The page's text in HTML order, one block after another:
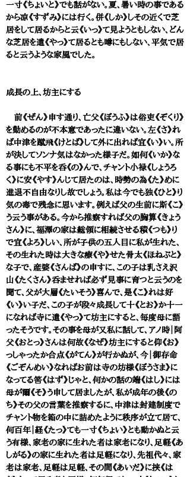
一寸《ちょいと》でも話がない。夏、暑い時の事である
から凉《すずみ》には行く。併《しか》しその近くで芝
居をして居るからと云《いっ》て見ようともしない、どん
な芝居を遣《やっ》て居るとも噂にもしない、平気で居
ると云うような家風でした。
成長の上、坊主にする
前《ぜん》申す通り、亡父《ぼうふ》は俗吏《ぞくり》
を勤めるのが不本意であったに違いない。左《さ》れ
ば中津を蹴飛《けとば》して外に出れば宜《い》い。所
が決してソンナ気はなかった様子だ。如何《いか》な
る事にも不平を呑《の》んで、チャント小禄《しょうろ
く》に安《やす》んじて居たのは、時勢の為《た》めに
進退不自由なりし故でしょう。私は今でも独《ひと》り
気の毒で残念に思います。例えば父の生前に斯《こ》
う云う事がある。今から推察すれば父の胸算《きょう
さん》に、福澤の家は総領に相続させる積《つも》り
で宜《よろ》しい、所が子供の五人目に私が生れた、
その生れた時は大きな療《や》せた骨太《ほねぶと》
な子で、産婆《さんば》の申すに、この子は乳さえ沢
山《たくさん》呑ませれば必ず見事に育つと云うのを
聞て、父が大層《たいそう》喜んで、是《こ》れは好
《い》い子だ、この子が段々成長して十《とお》か十一
になれば寺に遣《やっ》て坊主にすると、毎度母に語
ったそうです。その事を母が又私に話して、アノ時｜阿
父《おとっ》さんは何故《なぜ》坊主にすると仰《お》
っしゃったか合点《がてん》が行かぬが、今｜御存命
《ごぞんめい》なればお前は寺の坊様《ぼうさま》に
なってる筈《はず》じゃと、何かの話の端《はし》には
母が爾《そ》う申して居ましたが、私が成年の後《の
ち》その父の言葉を推察するに、中津は封建制度で
チャント物を箱の中に詰めたように秩序が立て居て、
何百年｜経《たっ》ても一寸《ちょい》とも動かぬと云
う有様、家老の家に生れた者は家老になり、足軽《あ
しがる》の家に生れた者は足軽になり、先祖代々、家
老は家老、足軽は足軽、その間《あいだ》に挟《は